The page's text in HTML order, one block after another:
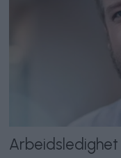
Arbeidsledighet